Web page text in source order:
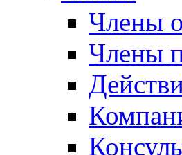
Члены
Члены